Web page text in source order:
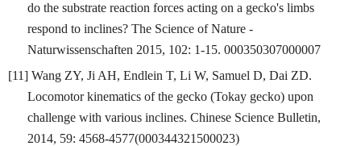
do the substrate reaction forces acting on a gecko's limbs
respond to inclines? The Science of Nature -
Naturwissenschaften 2015, 102: 1-15. 000350307000007
[11] Wang ZY, Ji AH, Endlein T, Li W, Samuel D, Dai ZD.
Locomotor kinematics of the gecko (Tokay gecko) upon
challenge with various inclines. Chinese Science Bulletin,
2014, 59: 4568-4577(000344321500023)